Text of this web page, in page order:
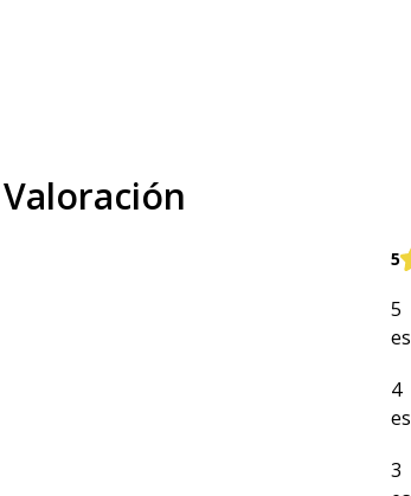
Valoración
5
5
4
3